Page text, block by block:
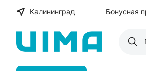
Калининград Бонусная